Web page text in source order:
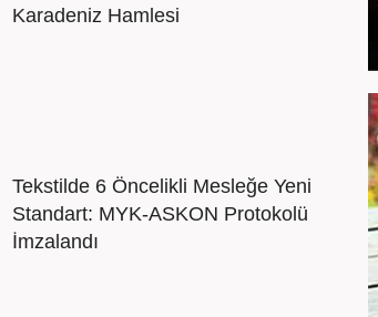
Karadeniz Hamlesi
Tekstilde 6 Öncelikli Mesleğe Yeni
Standart: MYK-ASKON Protokolü
İmzalandı